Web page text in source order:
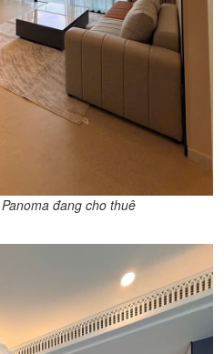
đang cho thuê